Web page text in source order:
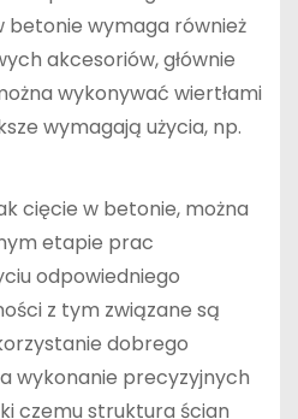
betonie wymaga również
akcesoriów, głównie
wykonywać wiertłami
wymagają użycia, np.
cięcie w betonie, można
etapie prac
odpowiedniego
z tym związane są
dobrego
wykonanie precyzyjnych
czemu struktura ścian